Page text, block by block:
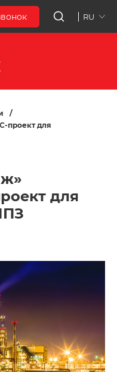
RU
/
проект для
для